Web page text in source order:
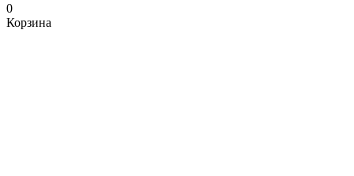
0
Корзина